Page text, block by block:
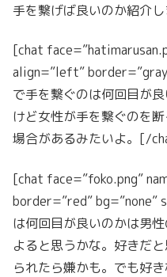
手を繋げば良いのか紹介し
[chat
align=”left”
で手を繋ぐのは何回目が
けど女性が手を繋ぐのを
場合があるみたいよ。[/
[chat face=”foko.png”
border=”red” bg=”none”
は何回目が良いのかは男
よると思うかな。好きだ
られたら嫌かも。でも好